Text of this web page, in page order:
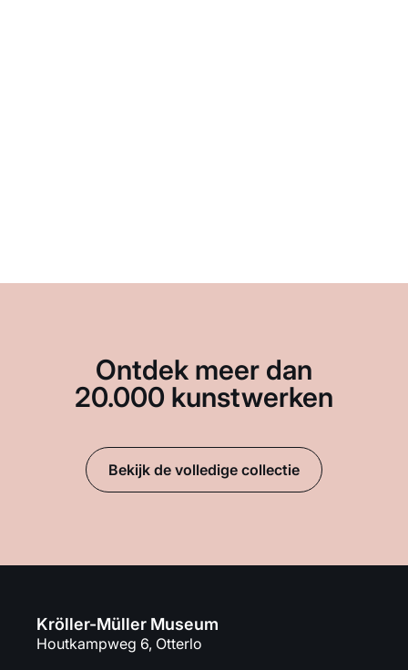
Ontdek meer dan
20.000 kunstwerken
Bekijk de volledige collectie
Kröller-Müller Museum
Houtkampweg 6, Otterlo